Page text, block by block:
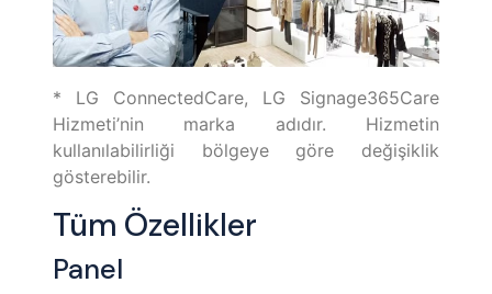
* LG ConnectedCare, LG Signage365Care
Hizmeti’nin marka adıdır. Hizmetin
kullanılabilirliği bölgeye göre değişiklik
gösterebilir.
Tüm Özellikler
Panel